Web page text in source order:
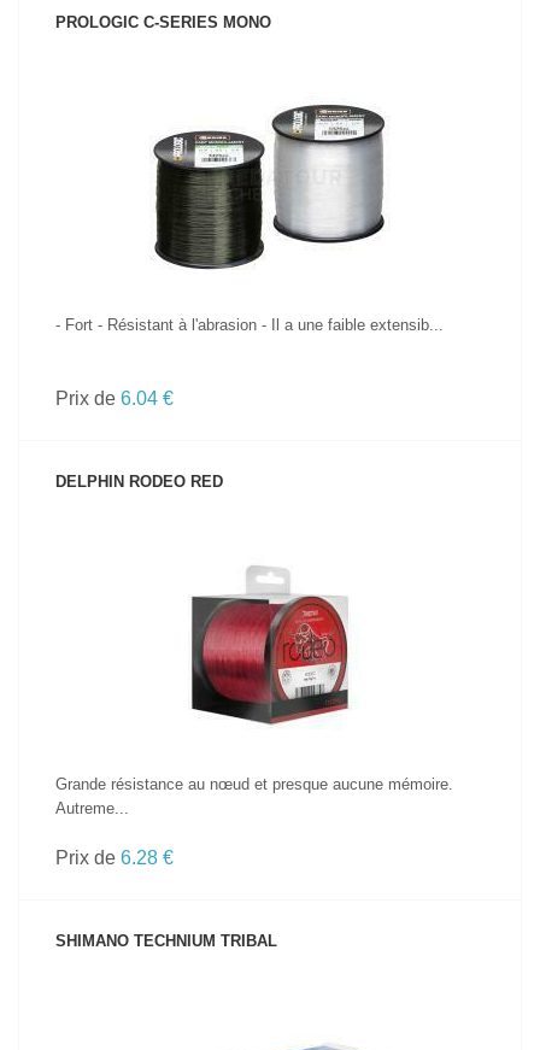
PROLOGIC C-SERIES MONO
VOIR LE PRODUIT
- Fort - Résistant à l'abrasion - Il a une faible extensib...
Prix de 6.04 €
DELPHIN RODEO RED
VOIR LE PRODUIT
Grande résistance au nœud et presque aucune mémoire.
Autreme...
Prix de 6.28 €
SHIMANO TECHNIUM TRIBAL